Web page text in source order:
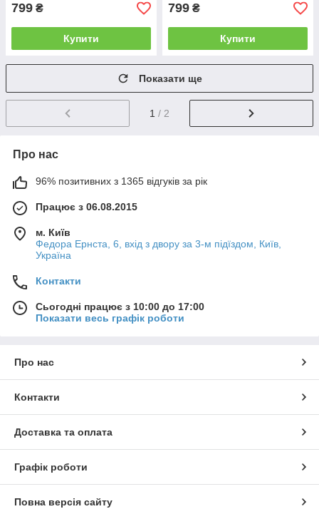
799 ₴
Купити
799 ₴
Купити
Показати ще
1 / 2
Про нас
96% позитивних з 1365 відгуків за рік
Працює з 06.08.2015
м. Київ
Федора Ернста, 6, вхід з двору за 3-м підїздом, Київ,
Україна
Контакти
Сьогодні працює з 10:00 до 17:00
Показати весь графік роботи
Про нас
Контакти
Доставка та оплата
Графік роботи
Повна версія сайту